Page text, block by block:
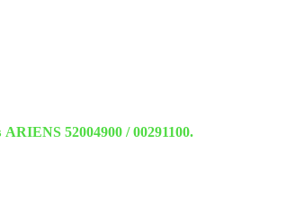
52004900 / 00291100.